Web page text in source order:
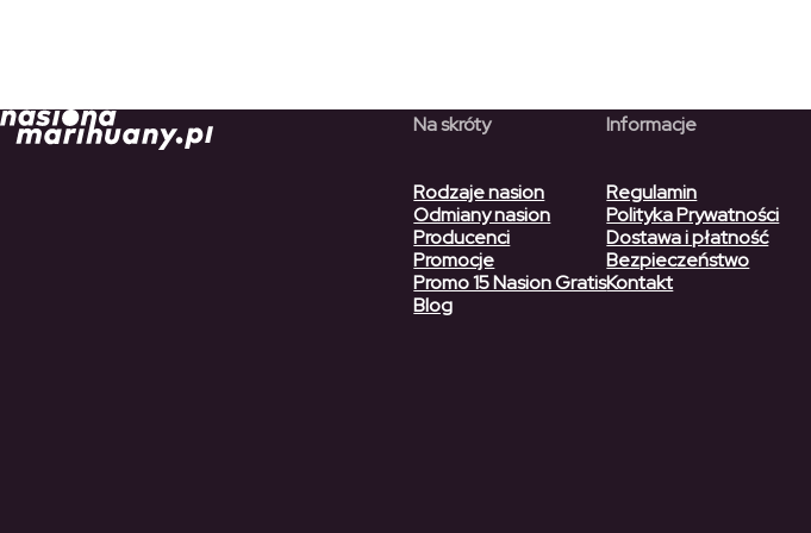
Na skróty
Rodzaje nasion
Odmiany nasion
Producenci
Promocje
Promo 15 Nasion Gratis
Blog
Informacje
Regulamin
Polityka Prywatności
Dostawa i płatność
Bezpieczeństwo
Kontakt